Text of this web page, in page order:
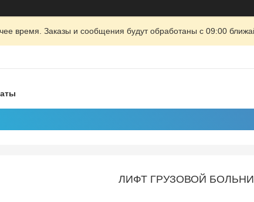
время. Заказы и сообщения будут обработаны с 09:00
ЛИФТ ГРУЗОВОЙ